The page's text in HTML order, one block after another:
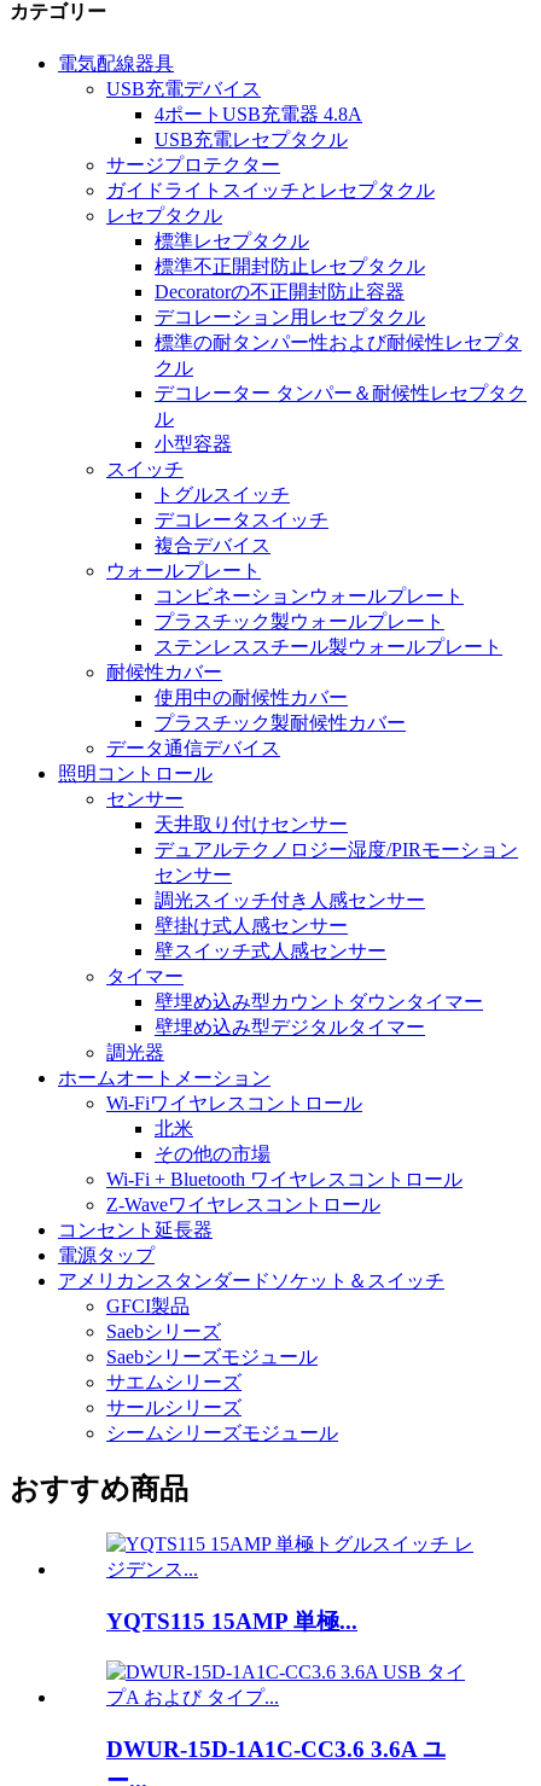
カテゴリー
電気配線器具
USB充電デバイス
4ポートUSB充電器 4.8A
USB充電レセプタクル
サージプロテクター
ガイドライトスイッチとレセプタクル
レセプタクル
標準レセプタクル
標準不正開封防止レセプタクル
Decoratorの不正開封防止容器
デコレーション用レセプタクル
標準の耐タンパー性および耐候性レセプタ
クル
デコレーター タンパー＆耐候性レセプタク
ル
小型容器
スイッチ
トグルスイッチ
デコレータスイッチ
複合デバイス
ウォールプレート
コンビネーションウォールプレート
プラスチック製ウォールプレート
ステンレススチール製ウォールプレート
耐候性カバー
使用中の耐候性カバー
プラスチック製耐候性カバー
データ通信デバイス
照明コントロール
センサー
天井取り付けセンサー
デュアルテクノロジー湿度/PIRモーション
センサー
調光スイッチ付き人感センサー
壁掛け式人感センサー
壁スイッチ式人感センサー
タイマー
壁埋め込み型カウントダウンタイマー
壁埋め込み型デジタルタイマー
調光器
ホームオートメーション
Wi-Fiワイヤレスコントロール
北米
その他の市場
Wi-Fi + Bluetooth ワイヤレスコントロール
Z-Waveワイヤレスコントロール
コンセント延長器
電源タップ
アメリカンスタンダードソケット＆スイッチ
GFCI製品
Saebシリーズ
Saebシリーズモジュール
サエムシリーズ
サールシリーズ
シームシリーズモジュール
おすすめ商品
YQTS115 15AMP 単極...
DWUR-15D-1A1C-CC3.6 3.6A ユ
ー...